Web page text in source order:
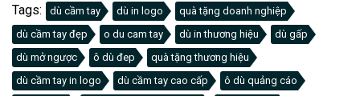
Tags: dù cầm tay dù in logo
quà tặng doanh nghiệp
dù cầm tay đẹp
o du cam tay dù in thương hiệu
dù gấp
dù mở ngược
ô dù đep
quà tặng thương hiệu
dù cầm tay in logo
dù cầm tay cao cấp
ô dù quảng cáo